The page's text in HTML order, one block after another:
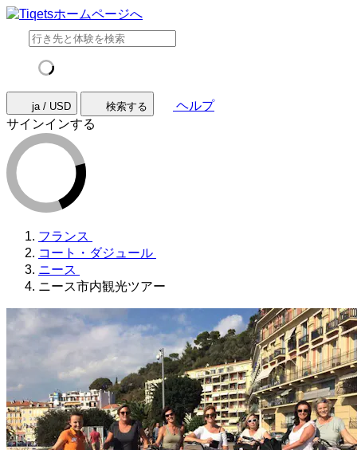
ja / USD 検索する
ヘルプ
サインインする
フランス
コート・ダジュール
ニース
ニース市内観光ツアー